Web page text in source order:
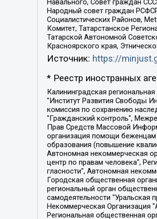
Навального, Совет граждан
Народный совет граждан
Социалистических Районов,
Комитет, Татарстанское
Татарской Автономной
Красноярского края,
Источник: https://
* Реестр иностранных
Калининградская региональная общественная организация "Экозащита!-Женсовет", Фонд содействия защите прав и свобод граждан "Общественный вердикт", Фонд "Институт Развития Свободы Информации", Частное учреждение "Информационное агентство МЕМО. РУ", Региональная общественная организация "Общественная комиссия по сохранению наследия академика Сахарова", Фонд поддержки свободы прессы, Санкт-Петербургская общественная правозащитная организация "Гражданский контроль", Межрегиональная общественная организация "Информационно-просветительский центр "Мемориал", Региональный Фонд "Центр Защиты Прав Средств Массовой Информации", с 05.12.2023 Фонд "Центр Защиты Прав Средств массовой информации", Региональная общественная благотворительная организация помощи беженцам и мигрантам "Гражданское содействие", Негосударственное образовательное учреждение дополнительного профессионального образования (повышение квалификации) специалистов "АКАДЕМИЯ ПО ПРАВАМ ЧЕЛОВЕКА", Свердловская региональная общественная организация "Сутяжник", Автономная некоммерческая организация "Центр независимых социологических исследований", Союз общественных объединений "Российский исследовательский центр по правам человека", Региональное общественное учреждение научно-информационный центр "МЕМОРИАЛ", Некоммерческая организация "Фонд защиты гласности", Автономная некоммерческая организация "Институт прав человека", Городская общественная организация "Екатеринбургское общество "МЕМОРИАЛ", Городская общественная организация "Рязанское историко-просветительское и правозащитное общество "Мемориал" (Рязанский Мемориал), Челябинский региональный орган общественной самодеятельности – женское общественное объединение "Женщины Евразии", Челябинский региональный орган общественной самодеятельности "Уральская правозащитная группа", Фонд содействия защите здоровья и